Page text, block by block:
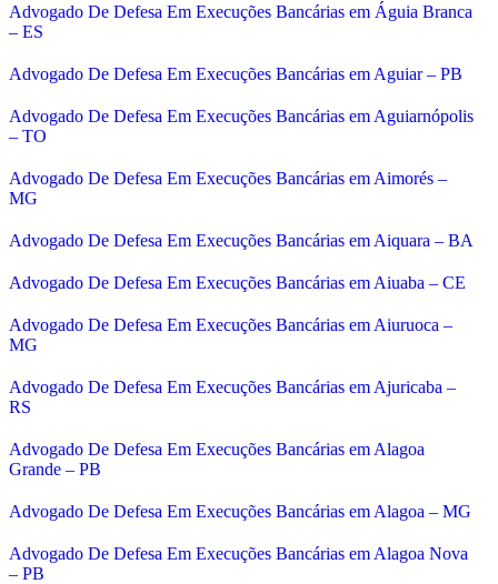
Advogado De Defesa Em Execuções Bancárias em Águia Branca
– ES
Advogado De Defesa Em Execuções Bancárias em Aguiar – PB
Advogado De Defesa Em Execuções Bancárias em Aguiarnópolis
– TO
Advogado De Defesa Em Execuções Bancárias em Aimorés –
MG
Advogado De Defesa Em Execuções Bancárias em Aiquara – BA
Advogado De Defesa Em Execuções Bancárias em Aiuaba – CE
Advogado De Defesa Em Execuções Bancárias em Aiuruoca –
MG
Advogado De Defesa Em Execuções Bancárias em Ajuricaba –
RS
Advogado De Defesa Em Execuções Bancárias em Alagoa
Grande – PB
Advogado De Defesa Em Execuções Bancárias em Alagoa – MG
Advogado De Defesa Em Execuções Bancárias em Alagoa Nova
– PB